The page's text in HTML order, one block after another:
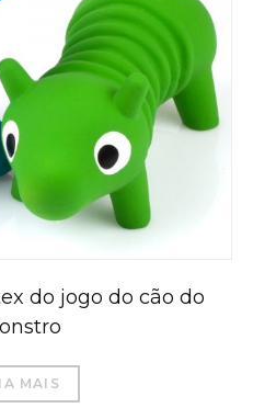
do jogo do cão do
MAIS